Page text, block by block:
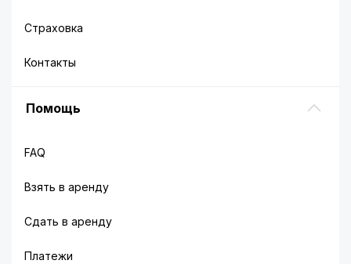
Страховка
Контакты
Помощь
FAQ
Взять в аренду
Сдать в аренду
Платежи